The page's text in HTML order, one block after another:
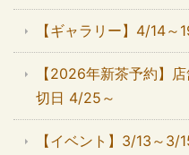
【ギャラリー】4/14
【2026年新茶予約】
切日 4/25～
【イベント】3/13～3/